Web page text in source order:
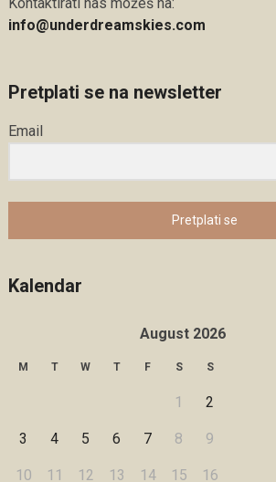
Kontaktirati nas možeš na:
info@underdreamskies.com
Pretplati se na newsletter
Email
Pretplati se
Kalendar
August 2026
M T W T F S S
1 2
3 4 5 6 7 8 9
10 11 12 13 14 15 16